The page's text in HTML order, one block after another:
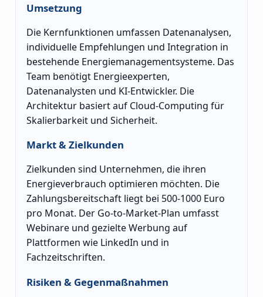
Umsetzung
Die Kernfunktionen umfassen Datenanalysen,
individuelle Empfehlungen und Integration in
bestehende Energiemanagementsysteme. Das
Team benötigt Energieexperten,
Datenanalysten und KI-Entwickler. Die
Architektur basiert auf Cloud-Computing für
Skalierbarkeit und Sicherheit.
Markt & Zielkunden
Zielkunden sind Unternehmen, die ihren
Energieverbrauch optimieren möchten. Die
Zahlungsbereitschaft liegt bei 500-1000 Euro
pro Monat. Der Go-to-Market-Plan umfasst
Webinare und gezielte Werbung auf
Plattformen wie LinkedIn und in
Fachzeitschriften.
Risiken & Gegenmaßnahmen